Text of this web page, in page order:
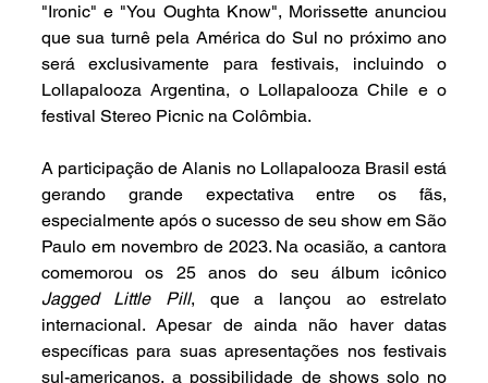
"Ironic" e "You Oughta Know", Morissette anunciou
que sua turnê pela América do Sul no próximo ano
será exclusivamente para festivais, incluindo o
Lollapalooza Argentina, o Lollapalooza Chile e o
festival Stereo Picnic na Colômbia.
A participação de Alanis no Lollapalooza Brasil está
gerando grande expectativa entre os fãs,
especialmente após o sucesso de seu show em São
Paulo em novembro de 2023. Na ocasião, a cantora
Jagged Little Pill, que a lançou ao estrelato
internacional. Apesar de ainda não haver datas
específicas para suas apresentações nos festivais
sul-americanos, a possibilidade de shows solo no